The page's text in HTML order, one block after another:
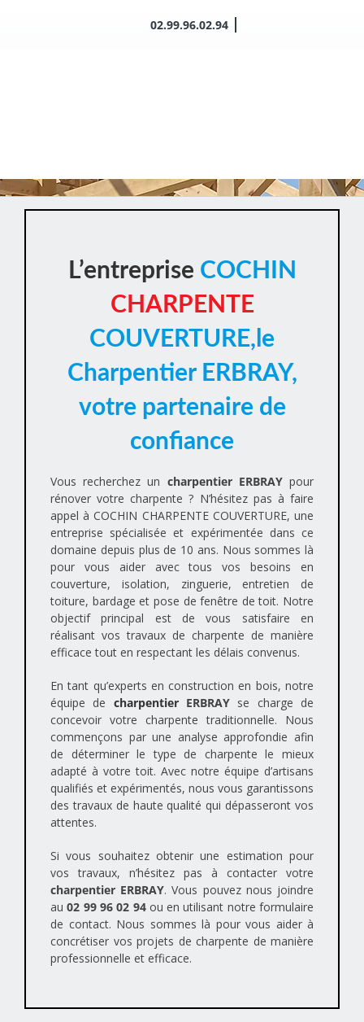
02.99.96.02.94
L’entreprise COCHIN
CHARPENTE
COUVERTURE,le
Charpentier ERBRAY,
votre partenaire de
confiance
Vous recherchez un charpentier ERBRAYpour
rénover votre charpente ? N’hésitez pas à faire
appel à COCHIN CHARPENTE COUVERTURE, une
entreprise spécialisée et expérimentée dans ce
domaine depuis plus de 10 ans. Nous sommes là
pour vous aider avec tous vos besoins en
couverture, isolation, zinguerie, entretien de
toiture, bardage et pose de fenêtre de toit. Notre
objectif principal est de vous satisfaire en
réalisant vos travaux de charpente de manière
efficace tout en respectant les délais convenus.
En tant qu’experts en construction en bois, notre
équipe de charpentierERBRAY se charge de
concevoir votre charpente traditionnelle. Nous
commençons par une analyse approfondie afin
de déterminer le type de charpente le mieux
adapté à votre toit. Avec notre équipe d’artisans
qualifiés et expérimentés, nous vous garantissons
des travaux de haute qualité qui dépasseront vos
attentes.
Si vous souhaitez obtenir une estimation pour
vos travaux, n’hésitez pas à contacter votre
charpentier ERBRAY. Vous pouvez nous joindre
au02 99 96 02 94ou en utilisant notre formulaire
de contact. Nous sommes là pour vous aider à
concrétiser vos projets de charpente de manière
professionnelle et efficace.